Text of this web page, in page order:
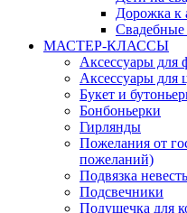
Дорожка к
Свадебные
МАСТЕР-КЛАССЫ
Аксессуары для
Аксессуары для
Букет и
Бонбоньерки
Гирлянды
Пожелания от
пожеланий)
Подвязка
Подсвечники
Подушечка для